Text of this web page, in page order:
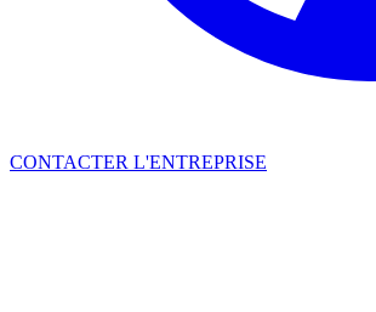
CONTACTER L'ENTREPRISE